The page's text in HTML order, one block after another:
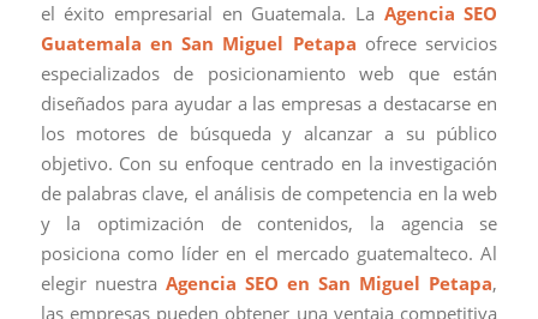
el éxito empresarial en Guatemala. La Agencia SEO
Guatemala en San Miguel Petapa ofrece servicios
especializados de posicionamiento web que están
diseñados para ayudar a las empresas a destacarse en
los motores de búsqueda y alcanzar a su público
objetivo. Con su enfoque centrado en la investigación
de palabras clave, el análisis de competencia en la web
y la optimización de contenidos, la agencia se
posiciona como líder en el mercado guatemalteco. Al
elegir nuestra Agencia SEO en San Miguel Petapa,
las empresas pueden obtener una ventaja competitiva